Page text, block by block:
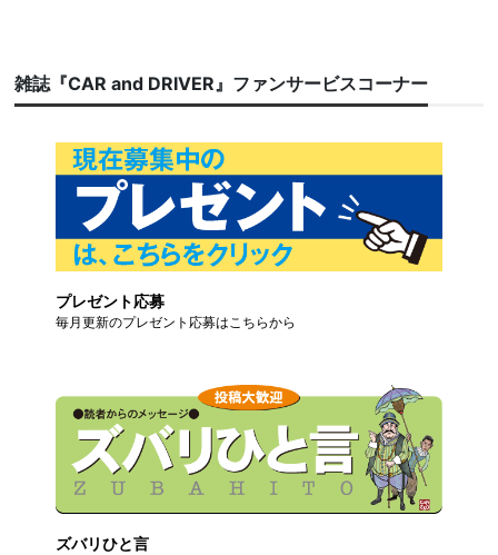
雑誌『CAR and DRIVER』ファンサービスコーナー
プレゼント応募
毎月更新のプレゼント応募はこちらから
ズバリひと言